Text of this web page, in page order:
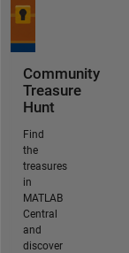
Community
Treasure
Hunt
Find
the
treasures
in
MATLAB
Central
and
discover